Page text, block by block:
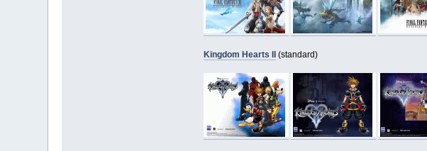
Kingdom Hearts II (standard)